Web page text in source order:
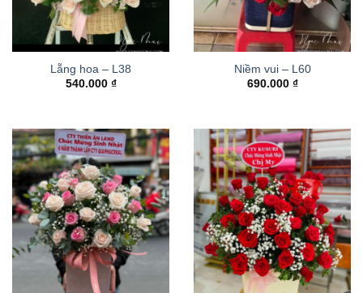
Lẵng hoa – L38
540.000 ₫
Niềm vui – L60
690.000 ₫